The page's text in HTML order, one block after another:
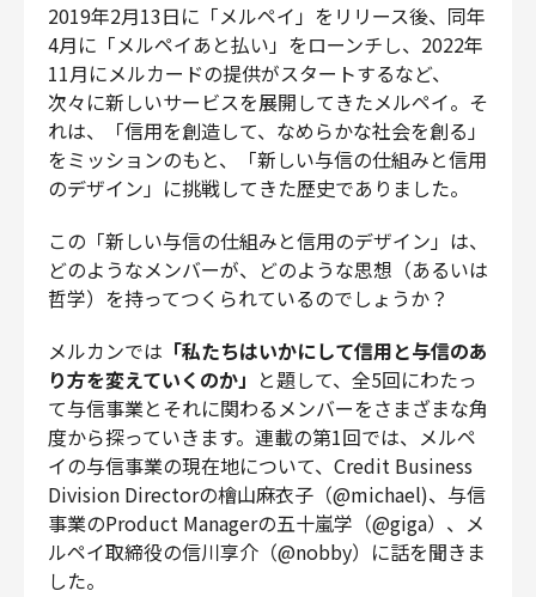
事業開発
カスタマーサービス
営業
マーケティング・PR
プロダクトマネジメント
データアナリティクス
クリエイティブ
コーポレート
内部監査・リスク
法務
人事
セキュリティ・プライバシー
2019年2月13日に「メルペイ」をリリース後、同年
4月に「メルペイあと払い」をローンチし、2022年
11月にメルカードの提供がスタートするなど、
次々に新しいサービスを展開してきたメルペイ。そ
れは、「信用を創造して、なめらかな社会を創る」
をミッションのもと、「新しい与信の仕組みと信用
のデザイン」に挑戦してきた歴史でありました。
この「新しい与信の仕組みと信用のデザイン」は、
どのようなメンバーが、どのような思想（あるいは
哲学）を持ってつくられているのでしょうか？
メルカンでは 「私たちはいかにして信用と与信のあ
り方を変えていくのか」 と題して、全5回にわたっ
て与信事業とそれに関わるメンバーをさまざまな角
度から探っていきます。連載の第1回では、メルペ
イの与信事業の現在地について、Credit Business
Division Directorの檜山麻衣子（@michael)、与信
事業のProduct Managerの五十嵐学（@giga）、メ
ルペイ取締役の信川享介（@nobby）に話を聞きま
した。